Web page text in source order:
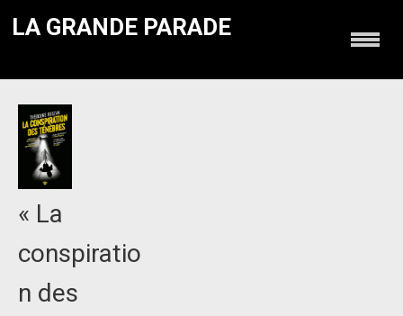
LA GRANDE PARADE
« La
conspiratio
n des